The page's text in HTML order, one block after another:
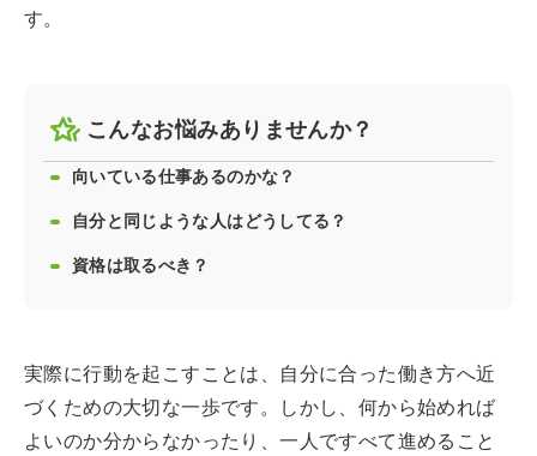
す。
こんなお悩みありませんか？
向いている仕事あるのかな？
自分と同じような人はどうしてる？
資格は取るべき？
実際に行動を起こすことは、自分に合った働き方へ近
づくための大切な一歩です。しかし、何から始めれば
よいのか分からなかったり、一人ですべて進めること